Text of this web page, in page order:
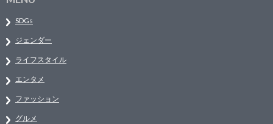
SDGs
ジェンダー
ライフスタイル
エンタメ
ファッション
グルメ